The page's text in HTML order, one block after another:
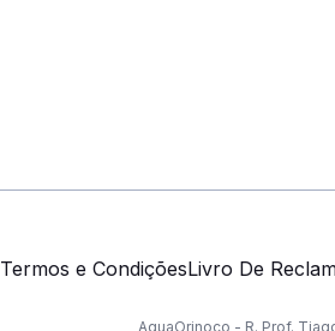
Termos e CondiçõesLivro De
AquaOrinoco - R. Prof.